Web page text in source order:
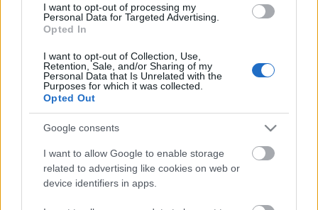
I want to opt-out of processing my
Personal Data for Targeted Advertising.
Opted In
I want to opt-out of Collection, Use,
Retention, Sale, and/or Sharing of my
Personal Data that Is Unrelated with the
Purposes for which it was collected.
Opted Out
Google consents
I want to allow Google to enable storage
related to advertising like cookies on web or
device identifiers in apps.
A Carson Comáé a legjobb klip,
Azahriah és a Kispál és a Borz is a
nyertesek között
srecorder•2023. november 10.
Csütörtök este átadták a 07. Magyar Klipszemle
díjait, soha nem volt még ennyi díjazott a gálán.